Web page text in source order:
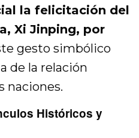
la felicitación del
Xi Jinping, por
gesto simbólico
de la relación
naciones.
Históricos y